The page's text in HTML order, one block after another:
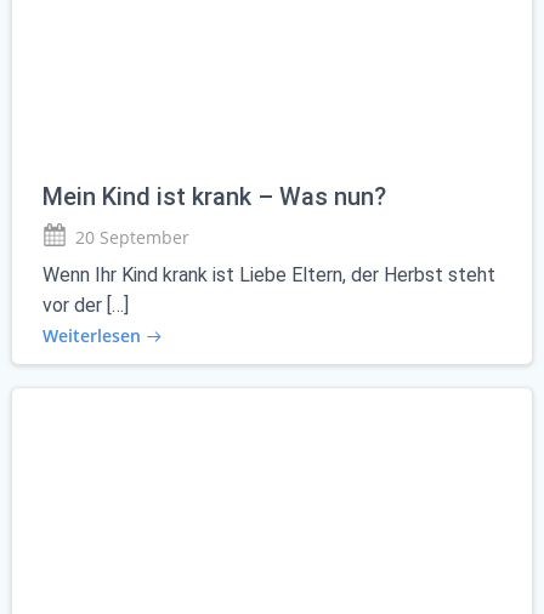
Mein Kind ist krank – Was nun?
20 September
Wenn Ihr Kind krank ist Liebe Eltern, der Herbst steht
vor der […]
Weiterlesen